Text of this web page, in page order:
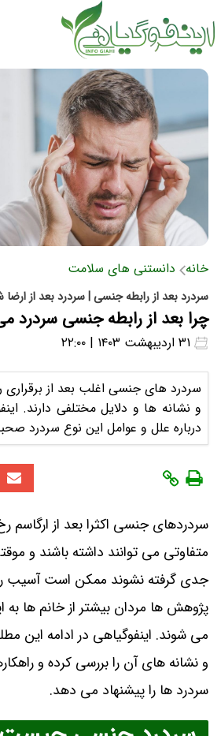
خانه دانستنی های سلامت
سردرد بعد از رابطه جنسی | سردرد بعد از
چرا بعد از رابطه جنسی سردرد
سردرد های جنسی اغلب بعد از برقراری
و نشانه ها و دلایل مختلفی دارند.
درباره علل و عوامل این نوع سردرد
سردردهای جنسی اکثرا بعد از ارگاسم
متفاوتی می توانند داشته باشند و
جدی گرفته نشوند ممکن است آسیب
پژوهش ها مردان بیشتر از خانم ها
می شوند. اینفوگیاهی در ادامه این
و نشانه های آن را بررسی کرده و
سردرد ها را پیشنهاد می دهد.